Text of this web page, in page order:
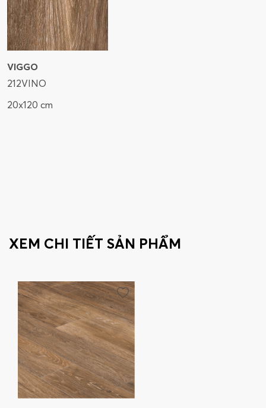
VIGGO
212VINO
20x120 cm
XEM CHI TIẾT SẢN PHẨM